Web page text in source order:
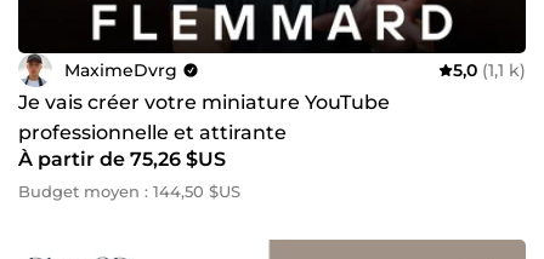
MaximeDvrg 5,0 (1,1 k)
Je vais créer votre miniature YouTube
professionnelle et attirante
À partir de 75,26 $US
Budget moyen : 144,50 $US